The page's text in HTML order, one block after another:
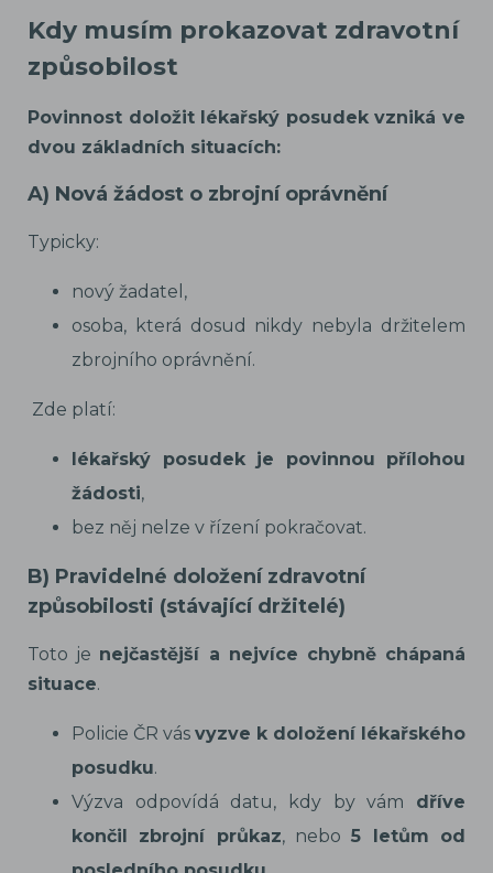
Kdy musím prokazovat zdravotní
způsobilost
Povinnost doložit lékařský posudek vzniká ve
dvou základních situacích:
A) Nová žádost o zbrojní oprávnění
Typicky:
nový žadatel,
osoba, která dosud nikdy nebyla držitelem
zbrojního oprávnění.
Zde platí:
lékařský posudek je povinnou přílohou
žádosti,
bez něj nelze v řízení pokračovat.
B) Pravidelné doložení zdravotní
způsobilosti (stávající držitelé)
Toto je nejčastější a nejvíce chybně chápaná
situace.
Policie ČR vás vyzve k doložení lékařského
posudku.
Výzva odpovídá datu, kdy by vám dříve
končil zbrojní průkaz, nebo5 letům od